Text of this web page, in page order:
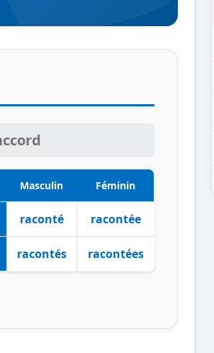
Masculin Féminin
raconté racontée
racontés racontées